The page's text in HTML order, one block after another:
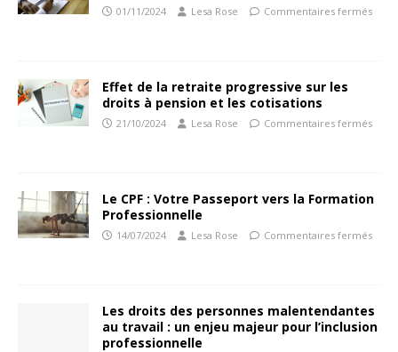
01/11/2024 Lesa Rose Commentaires fermés
Effet de la retraite progressive sur les
droits à pension et les cotisations
21/10/2024 Lesa Rose Commentaires fermés
Le CPF : Votre Passeport vers la Formation
Professionnelle
14/07/2024 Lesa Rose Commentaires fermés
Les droits des personnes malentendantes
au travail : un enjeu majeur pour l’inclusion
professionnelle